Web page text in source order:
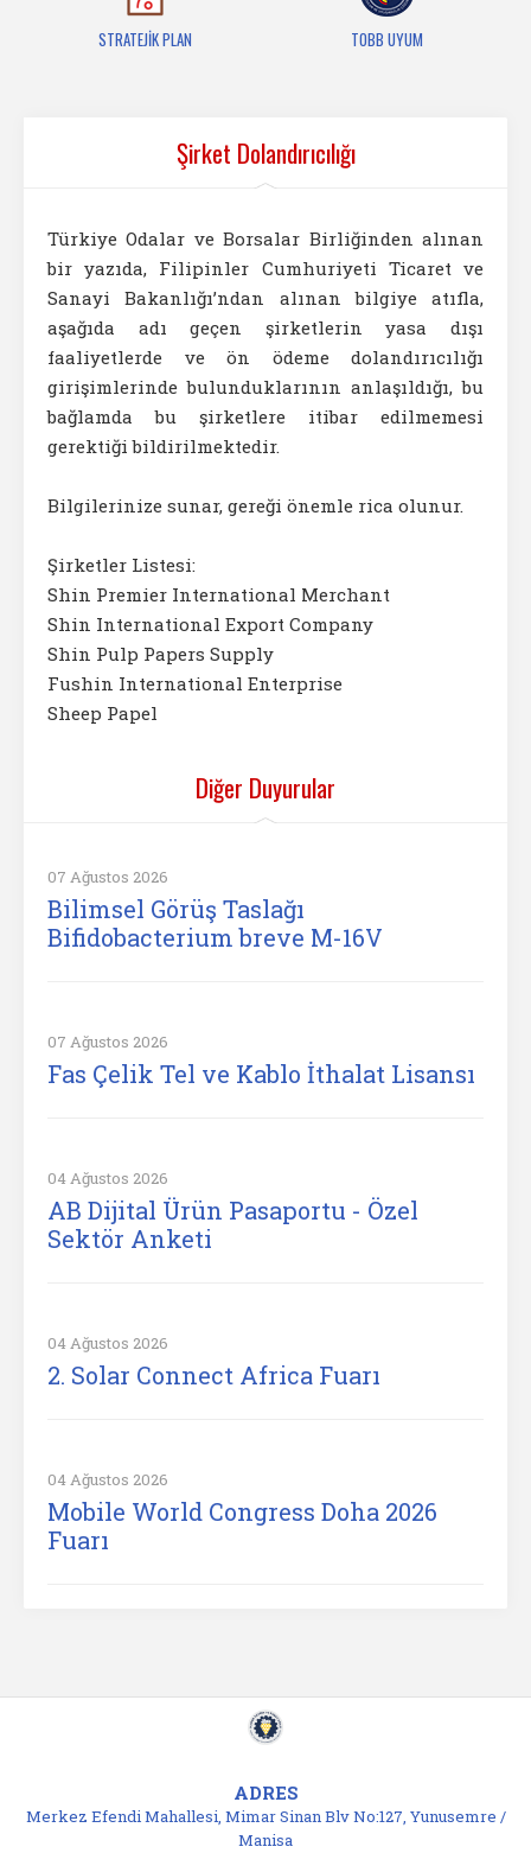
STRATEJİK PLAN TOBB UYUM
Şirket Dolandırıcılığı
Türkiye Odalar ve Borsalar Birliğinden alınan
bir yazıda, Filipinler Cumhuriyeti Ticaret ve
Sanayi Bakanlığı’ndan alınan bilgiye atıfla,
aşağıda adı geçen şirketlerin yasa dışı
faaliyetlerde ve ön ödeme dolandırıcılığı
girişimlerinde bulunduklarının anlaşıldığı, bu
bağlamda bu şirketlere itibar edilmemesi
gerektiği bildirilmektedir.
Bilgilerinize sunar, gereği önemle rica olunur.
Şirketler Listesi:
Shin Premier International Merchant
Shin International Export Company
Shin Pulp Papers Supply
Fushin International Enterprise
Sheep Papel
Diğer Duyurular
07 Ağustos 2026
Bilimsel Görüş Taslağı
Bifidobacterium breve M-16V
07 Ağustos 2026
Fas Çelik Tel ve Kablo İthalat Lisansı
04 Ağustos 2026
AB Dijital Ürün Pasaportu - Özel
Sektör Anketi
04 Ağustos 2026
2. Solar Connect Africa Fuarı
04 Ağustos 2026
Mobile World Congress Doha 2026
Fuarı
ADRES
Merkez Efendi Mahallesi, Mimar Sinan Blv No:127, Yunusemre /
Manisa